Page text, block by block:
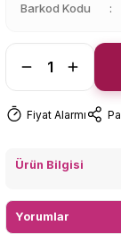
Barkod Kodu
Fiyat Alarmı
Ürün Bilgisi
Yorumlar